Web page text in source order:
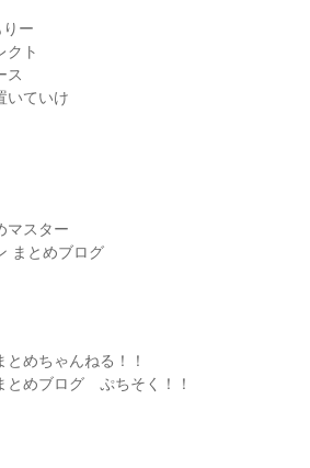
ー
クト
ス
いていけ
マスター
まとめブログ
めちゃんねる！！
とめブログ ぷちそく！！